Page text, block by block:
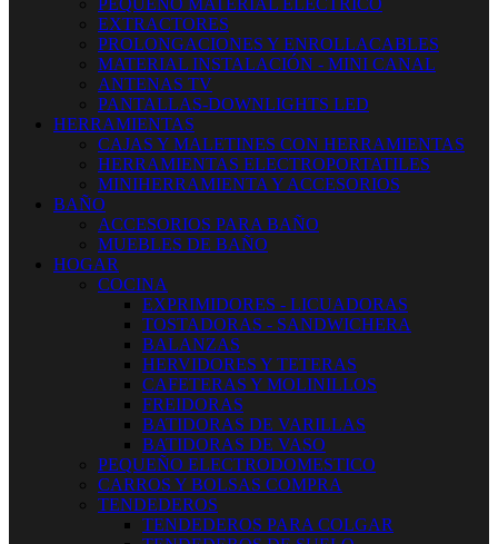
PEQUEÑO MATERIAL ELECTRICO
EXTRACTORES
PROLONGACIONES Y ENROLLACABLES
MATERIAL INSTALACIÓN - MINI CANAL
ANTENAS TV
PANTALLAS-DOWNLIGHTS LED
HERRAMIENTAS
CAJAS Y MALETINES CON HERRAMIENTAS
HERRAMIENTAS ELECTROPORTATILES
MINIHERRAMIENTA Y ACCESORIOS
BAÑO
ACCESORIOS PARA BAÑO
MUEBLES DE BAÑO
HOGAR
COCINA
EXPRIMIDORES - LICUADORAS
TOSTADORAS - SANDWICHERA
BALANZAS
HERVIDORES Y TETERAS
CAFETERAS Y MOLINILLOS
FREIDORAS
BATIDORAS DE VARILLAS
BATIDORAS DE VASO
PEQUEÑO ELECTRODOMESTICO
CARROS Y BOLSAS COMPRA
TENDEDEROS
TENDEDEROS PARA COLGAR